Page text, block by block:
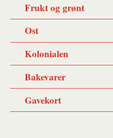
Frukt og grønt
Ost
Kolonialen
Bakevarer
Gavekort